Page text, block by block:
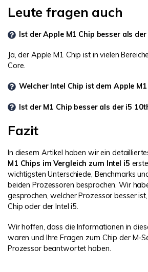
Leute fragen auch
Ist der Apple M1 Chip besser als der
Ja, der Apple M1 Chip ist in vielen
Core.
Welcher Intel Chip ist dem Apple
Ist der M1 Chip besser als der i5
Fazit
In diesem Artikel haben wir ein
M1 Chips im Vergleich zum Intel i5
wichtigsten Unterschiede, Benchmarks
beiden Prozessoren besprochen. Wir
gesprochen, welcher Prozessor besser
Chip oder der Intel i5.
Wir hoffen, dass die Informationen in
waren und Ihre Fragen zum Chip der M-
Prozessor beantwortet haben.